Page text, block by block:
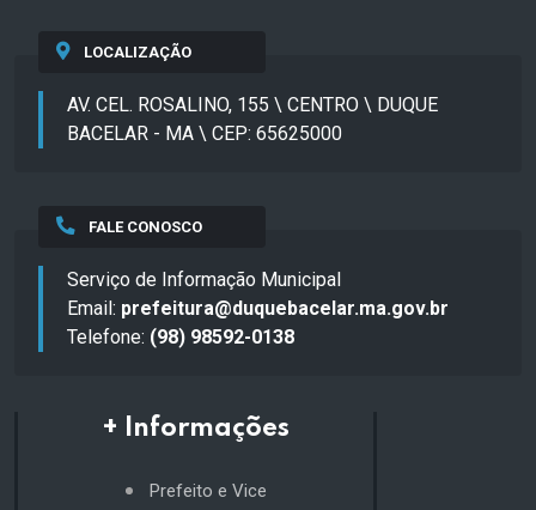
LOCALIZAÇÃO
AV. CEL. ROSALINO, 155 \ CENTRO \ DUQUE
BACELAR - MA \ CEP: 65625000
FALE CONOSCO
Serviço de Informação Municipal
Email: prefeitura@duquebacelar.ma.gov.br
Telefone: (98) 98592-0138
+ Informações
Prefeito e Vice